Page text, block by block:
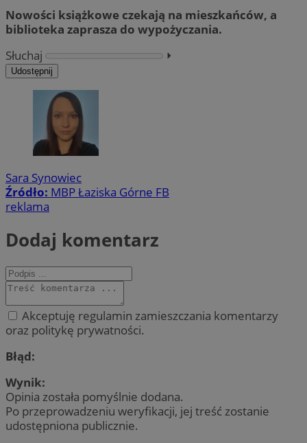
Nowości książkowe czekają na mieszkańców, a
biblioteka zaprasza do wypożyczania.
Słuchaj
⏵︎
Udostępnij
Sara Synowiec
Źródło: MBP Łaziska Górne FB
reklama
Dodaj komentarz
Akceptuję regulamin zamieszczania komentarzy
oraz politykę prywatności.
Błąd:
Wynik:
Opinia została pomyślnie dodana.
Po przeprowadzeniu weryfikacji, jej treść zostanie
udostępniona publicznie.